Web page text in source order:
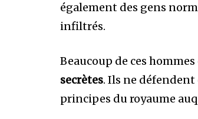
également des gens
infiltrés.
Beaucoup de ces
secrètes. Ils ne défendent
principes du royaume